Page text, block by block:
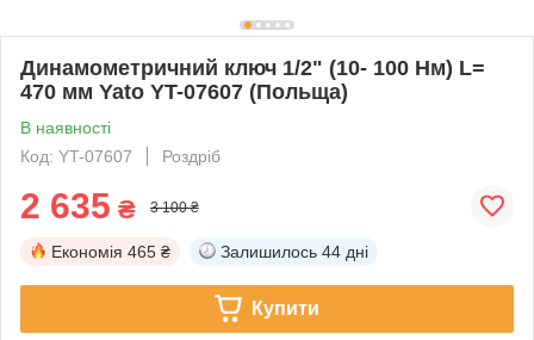
Динамометричний ключ 1/2" (10- 100 Нм) L=
470 мм Yato YT-07607 (Польща)
В наявності
Код: YT-07607
Роздріб
2 635 ₴ 3 100 ₴
Економія 465 ₴ Залишилось 44 дні
Купити